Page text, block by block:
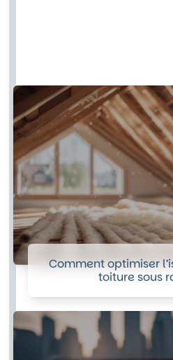
Comment optimiser
toiture sous